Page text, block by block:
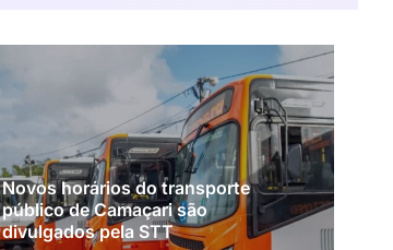
Novos horários do transporte
público de Camaçari são
divulgados pela STT